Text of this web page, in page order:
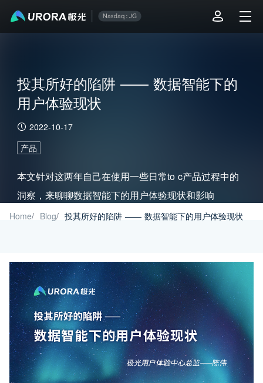
投其所好的陷阱 —— 数据智能下的
用户体验现状
2022-10-17
产品
本文针对这两年自己在使用一些日常to c产品过程中的
洞察，来聊聊数据智能下的用户体验现状和影响
Home/ Blog/ 投其所好的陷阱 —— 数据智能下的用户体验现状